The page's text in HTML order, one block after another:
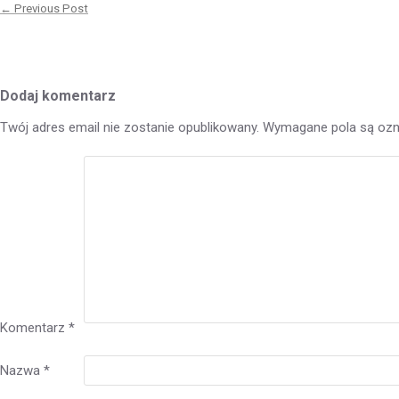
wpisu
← Previous Post
Dodaj komentarz
Twój adres email nie zostanie opublikowany. Wymagane pola są
Komentarz *
Nazwa *